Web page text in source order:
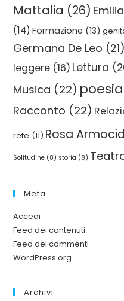
Mattalia (26)
(14) Formazione (13)
Germana De Leo (21)
leggere (16) Lettura
Musica (22) poesia
Racconto (22)
rete (11) Rosa
Solitudine (8) storia (8)
Meta
Accedi
Feed dei contenuti
Feed dei commenti
WordPress.org
Archivi